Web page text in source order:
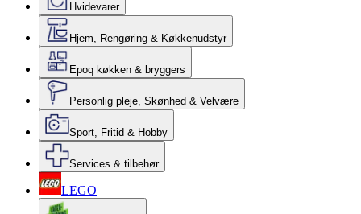
Hvidevarer
Hjem, Rengøring & Køkkenudstyr
Epoq køkken & bryggers
Personlig pleje, Skønhed & Velvære
Sport, Fritid & Hobby
Services & tilbehør
LEGO